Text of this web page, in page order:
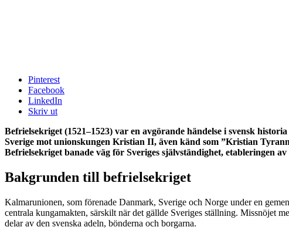
Pinterest
Facebook
LinkedIn
Skriv ut
Befrielsekriget (1521–1523) var en avgörande händelse i svensk
Sverige mot unionskungen Kristian II, även känd som ”Kristian
Befrielsekriget banade väg för Sveriges självständighet, etableringen
Bakgrunden till befrielsekriget
Kalmarunionen, som förenade Danmark, Sverige och Norge under en
centrala kungamakten, särskilt när det gällde Sveriges ställning. Missnöjet
delar av den svenska adeln, bönderna och borgarna.